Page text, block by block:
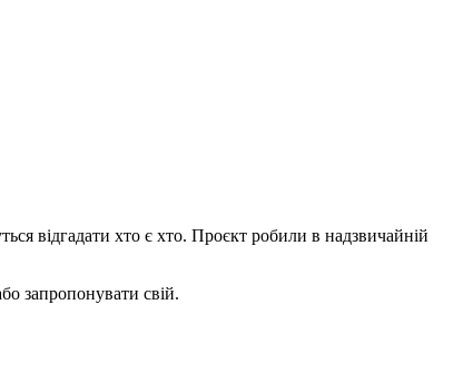
відгадати хто є хто. Проєкт робили в надзвичайній
запропонувати свій.